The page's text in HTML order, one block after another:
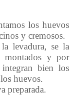
los huevos
y cremosos.
levadura, se la
montados y por
bien los
huevos.
preparada.